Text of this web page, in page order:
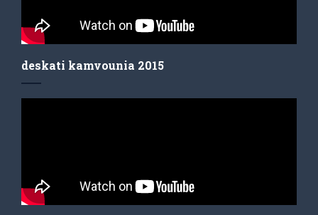
deskati kamvounia 2015